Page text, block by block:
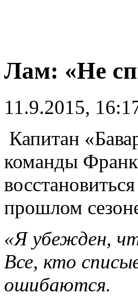
Лам: «Не
11.9.2015,
Капитан
команды
прошлом
«Я убежден,
Все, кто
ошибаются.